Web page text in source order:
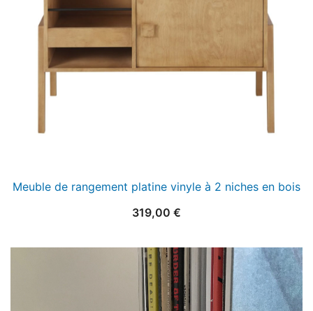
Meuble de rangement platine vinyle à 2 niches en bois
319,00 €